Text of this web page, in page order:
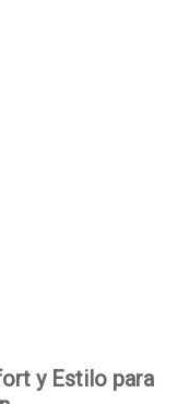
y Estilo para